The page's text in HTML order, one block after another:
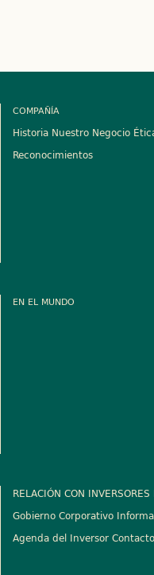
COMPAÑÍA
Historia Nuestro Negocio
Reconocimientos
EN EL MUNDO
RELACIÓN CON INVERSORES
Gobierno Corporativo
Agenda del Inversor Contacto